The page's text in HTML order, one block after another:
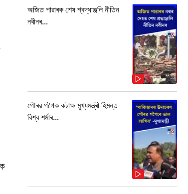
অজিত পাৱাৰক শেষ শ্ৰদ্ধাঞ্জলি নীতিন
নবীনৰ...
গৌৰৱ গগৈক কটাক্ষ মুখ্যমন্ত্ৰী হিমন্ত
বিশ্ব শৰ্মাৰ...